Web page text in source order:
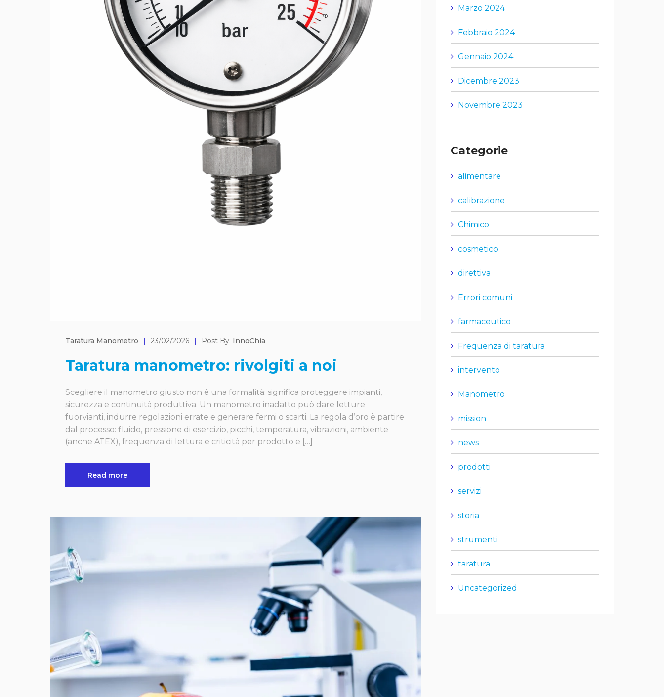
Taratura Manometro | 23/02/2026 | Post By: InnoChia
Taratura manometro: rivolgiti a noi
Scegliere il manometro giusto non è una formalità: significa proteggere impianti,
sicurezza e continuità produttiva. Un manometro inadatto può dare letture
fuorvianti, indurre regolazioni errate e generare fermi o scarti. La regola d’oro è partire
dal processo: fluido, pressione di esercizio, picchi, temperatura, vibrazioni, ambiente
(anche ATEX), frequenza di lettura e criticità per prodotto e […]
Read more
Marzo 2024
Febbraio 2024
Gennaio 2024
Dicembre 2023
Novembre 2023
Categorie
alimentare
calibrazione
Chimico
cosmetico
direttiva
Errori comuni
farmaceutico
Frequenza di taratura
intervento
Manometro
mission
news
prodotti
servizi
storia
strumenti
taratura
Uncategorized